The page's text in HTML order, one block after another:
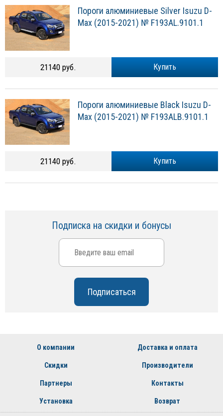
Пороги алюминиевые Silver Isuzu D-
Max (2015-2021) № F193AL.9101.1
Купить
21140 руб.
Пороги алюминиевые Black Isuzu D-
Max (2015-2021) № F193ALB.9101.1
Купить
21140 руб.
Подписка на скидки и бонусы
О компании Доставка и оплата
Скидки Производители
Партнеры Контакты
Установка Возврат